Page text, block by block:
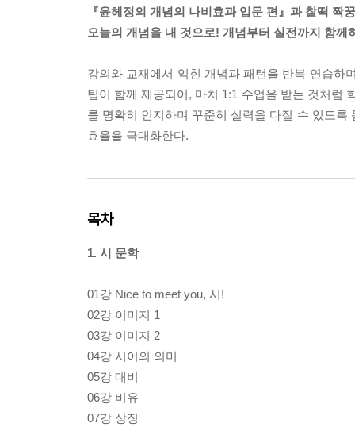
『윤헤정의 개념의 나비효과 입문 편』과 찰떡 짝
오늘의 개념을 내 것으로! 개념부터 실전까지 함께
강의와 교재에서 익힌 개념과 패턴을 반복 연습하
팁이 함께 제공되어, 마치 1:1 수업을 받는 것처럼
를 명확히 인지하며 꾸준히 실력을 다질 수 있도록
효율을 극대화한다.
목차
1. 시 문학
01강 Nice to meet you, 시!
02강 이미지 1
03강 이미지 2
04강 시어의 의미
05강 대비
06강 비유
07강 상징